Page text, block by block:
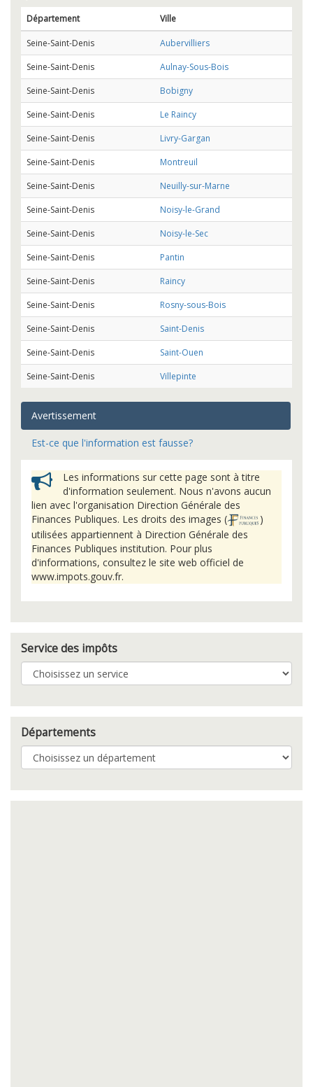
Département Ville
Seine-Saint-Denis
Aubervilliers
Seine-Saint-Denis
Aulnay-Sous-Bois
Seine-Saint-Denis
Bobigny
Seine-Saint-Denis
Le Raincy
Seine-Saint-Denis
Livry-Gargan
Seine-Saint-Denis
Montreuil
Seine-Saint-Denis
Neuilly-sur-Marne
Seine-Saint-Denis
Noisy-le-Grand
Seine-Saint-Denis
Noisy-le-Sec
Seine-Saint-Denis
Pantin
Seine-Saint-Denis
Raincy
Seine-Saint-Denis
Rosny-sous-Bois
Seine-Saint-Denis
Saint-Denis
Seine-Saint-Denis
Saint-Ouen
Seine-Saint-Denis
Villepinte
Avertissement
Est-ce que l'information est fausse?
Les informations sur cette page sont à titre
d'information seulement. Nous n'avons aucun
lien avec l'organisation Direction Générale des
Finances Publiques. Les droits des images (
)
utilisées appartiennent à Direction Générale des
Finances Publiques institution. Pour plus
d'informations, consultez le site web officiel de
www.impots.gouv.fr.
Service des impôts
Départements